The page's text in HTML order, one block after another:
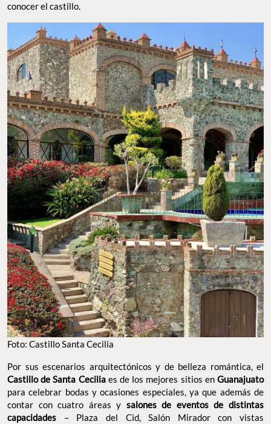
conocer el castillo.
Foto: Castillo Santa Cecilia
Por sus escenarios arquitectónicos y de belleza romántica, el
Castillo de Santa Cecilia es de los mejores sitios enGuanajuato
para celebrar bodas y ocasiones especiales, ya que además de
contar con cuatro áreas y salones de eventos de distintas
capacidades – Plaza del Cid, Salón Mirador con vistas